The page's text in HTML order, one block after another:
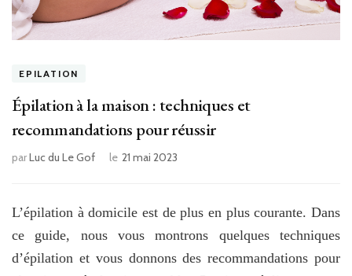
EPILATION
Épilation à la maison : techniques et
recommandations pour réussir
parLuc du Le Gof le 21 mai 2023
L’épilation à domicile est de plus en plus courante. Dans
ce guide, nous vous montrons quelques techniques
d’épilation et vous donnons des recommandations pour